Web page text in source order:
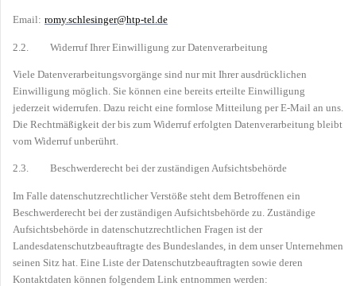
Email: romy.schlesinger@htp-tel.de
2.2. Widerruf Ihrer Einwilligung zur Datenverarbeitung
Viele Datenverarbeitungsvorgänge sind nur mit Ihrer ausdrücklichen
Einwilligung möglich. Sie können eine bereits erteilte Einwilligung
jederzeit widerrufen. Dazu reicht eine formlose Mitteilung per E-Mail an uns.
Die Rechtmäßigkeit der bis zum Widerruf erfolgten Datenverarbeitung bleibt
vom Widerruf unberührt.
2.3. Beschwerderecht bei der zuständigen Aufsichtsbehörde
Im Falle datenschutzrechtlicher Verstöße steht dem Betroffenen ein
Beschwerderecht bei der zuständigen Aufsichtsbehörde zu. Zuständige
Aufsichtsbehörde in datenschutzrechtlichen Fragen ist der
Landesdatenschutzbeauftragte des Bundeslandes, in dem unser Unternehmen
seinen Sitz hat. Eine Liste der Datenschutzbeauftragten sowie deren
Kontaktdaten können folgendem Link entnommen werden: